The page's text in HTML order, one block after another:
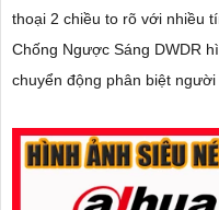
thoại 2 chiều to rõ với nhiều
Chống Ngược Sáng DWDR
chuyển động phân biệt